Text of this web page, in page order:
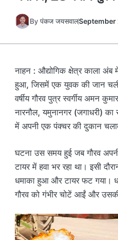
By पंकज जयसवालSeptember
नाहन : औद्योगिक क्षेत्र काला
हुआ, जिसमें एक युवक की जान
वर्षीय गौरव पुत्र स्वर्गीय अमन
नारनौल, यमुनानगर (जगाधरी) का
में अपनी एक पंक्चर की दुकान
घटना उस समय हुई जब गौरव
टायर में हवा भर रहा था। इसी
धमाका हुआ और टायर फट गया।
गौरव को गंभीर चोटें आईं और